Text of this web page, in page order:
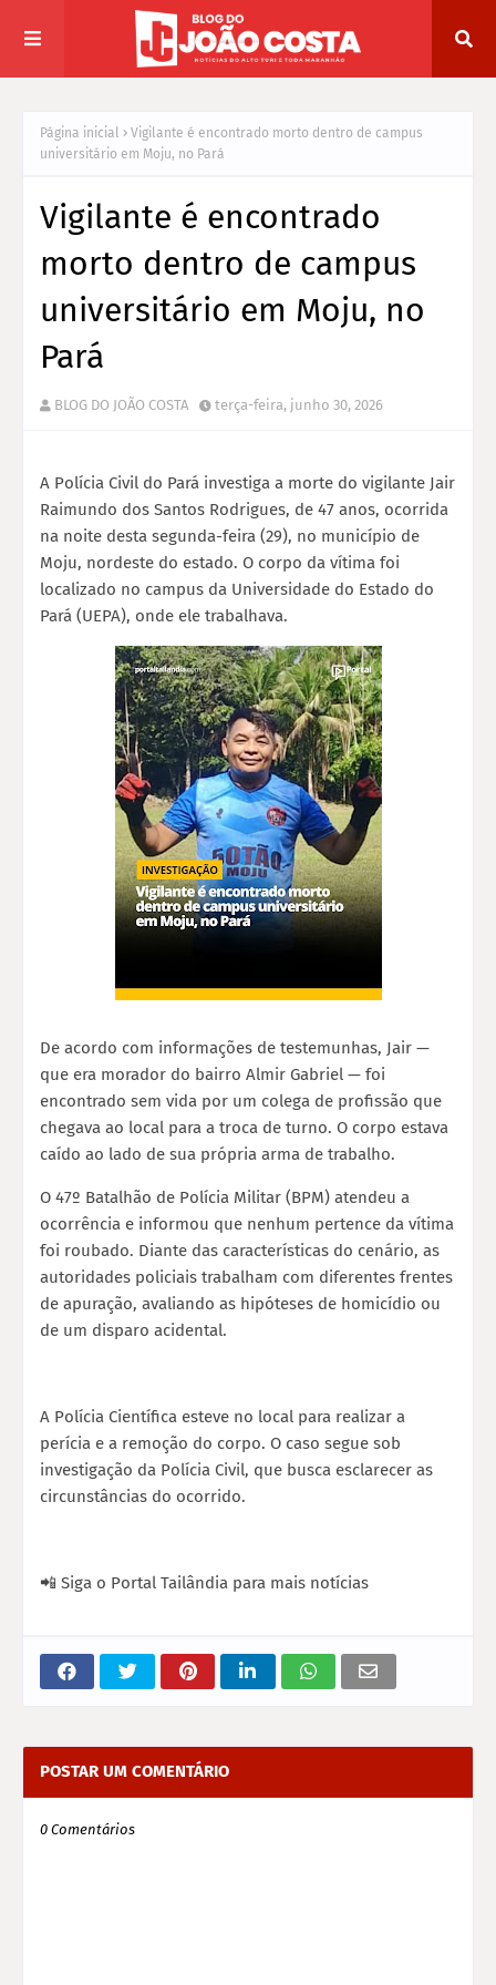
Página inicial
Vigilante é encontrado morto dentro de campus
universitário em Moju, no Pará
Vigilante é encontrado
morto dentro de campus
universitário em Moju, no
Pará
BLOG DO JOÃO COSTA terça-feira, junho 30, 2026
A Polícia Civil do Pará investiga a morte do vigilante Jair
Raimundo dos Santos Rodrigues, de 47 anos, ocorrida
na noite desta segunda-feira (29), no município de
Moju, nordeste do estado. O corpo da vítima foi
localizado no campus da Universidade do Estado do
Pará (UEPA), onde ele trabalhava.
De acordo com informações de testemunhas, Jair —
que era morador do bairro Almir Gabriel — foi
encontrado sem vida por um colega de profissão que
chegava ao local para a troca de turno. O corpo estava
caído ao lado de sua própria arma de trabalho.
O 47º Batalhão de Polícia Militar (BPM) atendeu a
ocorrência e informou que nenhum pertence da vítima
foi roubado. Diante das características do cenário, as
autoridades policiais trabalham com diferentes frentes
de apuração, avaliando as hipóteses de homicídio ou
de um disparo acidental.
A Polícia Científica esteve no local para realizar a
perícia e a remoção do corpo. O caso segue sob
investigação da Polícia Civil, que busca esclarecer as
circunstâncias do ocorrido.
📲 Siga o Portal Tailândia para mais notícias
POSTAR UM COMENTÁRIO
0 Comentários